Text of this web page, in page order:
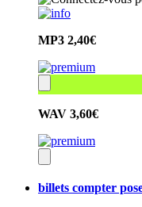
MP3 2,40€
WAV 3,60€
billets compter